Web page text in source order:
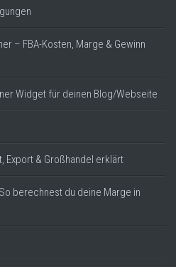
– FBA-Kosten, Marge & Gewinn
Widget für deinen Blog/Webseite
Export & Großhandel erklärt
berechnest du deine Marge in